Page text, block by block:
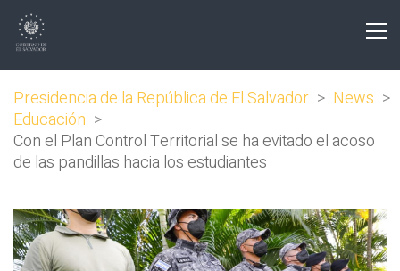
Presidencia de la República de El Salvador > News >
Educación >
Con el Plan Control Territorial se ha evitado el acoso
de las pandillas hacia los estudiantes